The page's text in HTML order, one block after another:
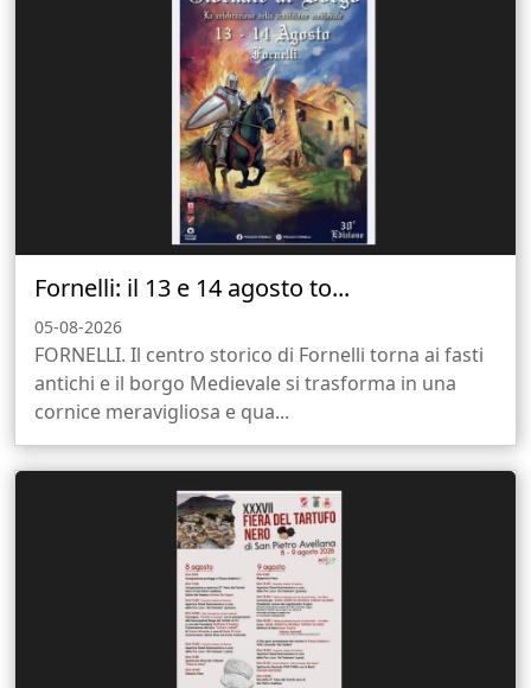
Fornelli: il 13 e 14 agosto to...
05-08-2026
FORNELLI. Il centro storico di Fornelli torna ai fasti
antichi e il borgo Medievale si trasforma in una
cornice meravigliosa e qua...